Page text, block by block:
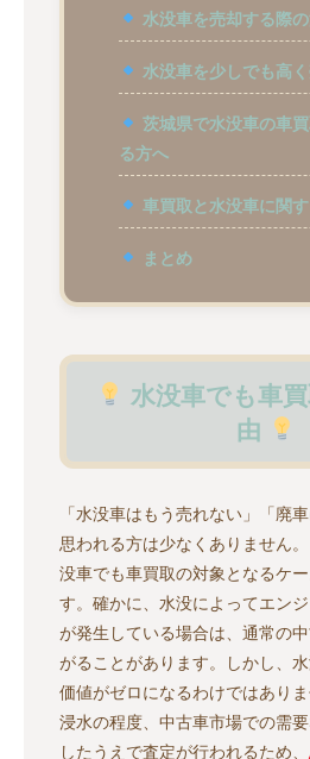
水没車を売却する際
水没車を少しでも高
茨城県で水没車の車
る方へ
車買取と水没車に関
まとめ
水没車でも車
由
「水没車はもう売れない」「廃
思われる方は少なくありません
没車でも車買取の対象となるケ
す。確かに、水没によってエン
が発生している場合は、通常の
がることがあります。しかし、
価値がゼロになるわけではありま
浸水の程度、中古車市場での需
したうえで査定が行われるため、